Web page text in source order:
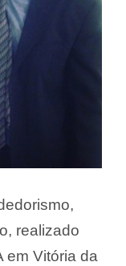
realizado
em Vitória da